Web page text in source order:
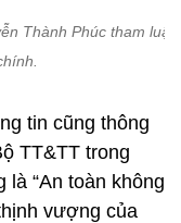
Thành Phúc tham
tin cũng thông
TT&TT trong
là “An toàn không
vượng của